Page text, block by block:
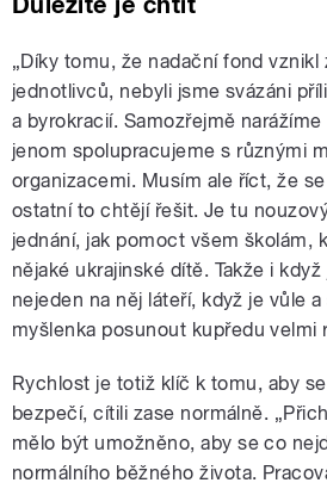
„Díky tomu, že nadační fond vznikl
jednotlivců, nebyli jsme svázáni
a byrokracií. Samozřejmě
jenom spolupracujeme s různými
organizacemi. Musím ale říct, že
ostatní to chtějí řešit. Je tu
jednání, jak pomoct všem školám,
nějaké ukrajinské dítě. Takže i
nejeden na něj láteří, když je vůle
myšlenka posunout kupředu velmi
Rychlost je totiž klíč k tomu, aby
bezpečí, cítili zase normálně.
mělo být umožněno, aby se co
normálního běžného života.